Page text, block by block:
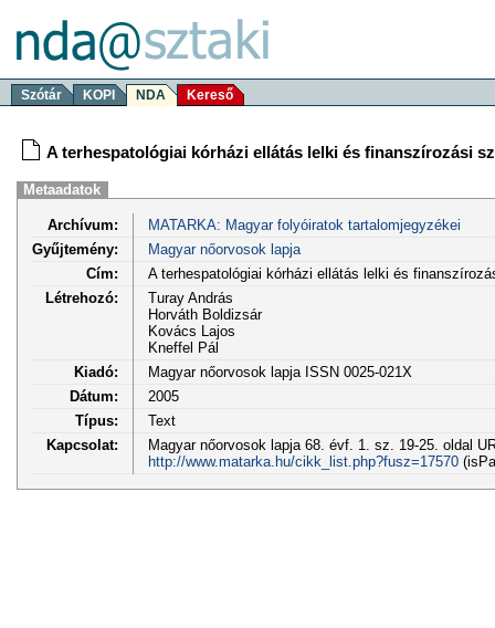
Szótár KOPI NDA Kereső
A terhespatológiai kórházi ellátás lelki és finanszírozási
Metaadatok
Archívum:
MATARKA: Magyar folyóiratok tartalomjegyzékei
Gyűjtemény:
Magyar nőorvosok lapja
Cím:
A terhespatológiai kórházi ellátás lelki és
Létrehozó:
Turay András
Horváth Boldizsár
Kovács Lajos
Kneffel Pál
Kiadó:
Magyar nőorvosok lapja ISSN 0025-021X
Dátum:
2005
Típus:
Text
Kapcsolat:
Magyar nőorvosok lapja 68. évf. 1. sz. 19-25. oldal
http://www.matarka.hu/cikk_list.php?fusz=17570